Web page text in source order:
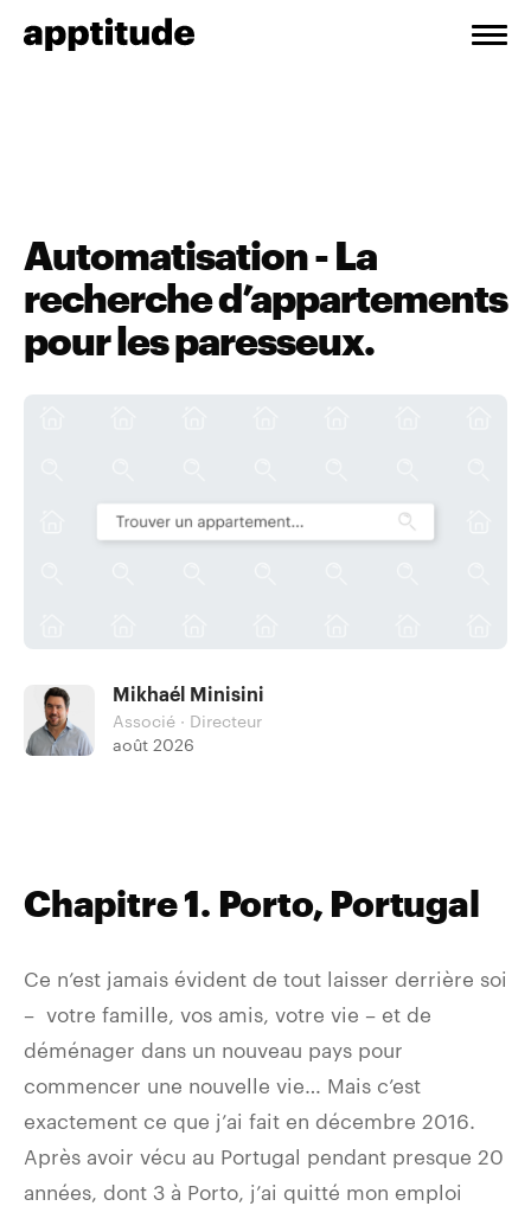
Automatisation - La
recherche d’appartements
pour les paresseux.
Mikhaél Minisini
Associé · Directeur
août 2026
Chapitre 1. Porto, Portugal
Ce n’est jamais évident de tout laisser derrière soi
– votre famille, vos amis, votre vie – et de
déménager dans un nouveau pays pour
commencer une nouvelle vie… Mais c’est
exactement ce que j’ai fait en décembre 2016.
Après avoir vécu au Portugal pendant presque 20
années, dont 3 à Porto, j’ai quitté mon emploi